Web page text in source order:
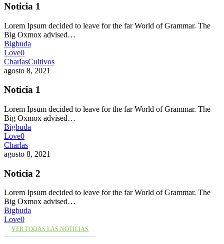
Noticia 1
Lorem Ipsum decided to leave for the far World of Grammar. The
Big Oxmox advised…
Bigbuda
Love0
CharlasCultivos
agosto 8, 2021
Noticia 1
Lorem Ipsum decided to leave for the far World of Grammar. The
Big Oxmox advised…
Bigbuda
Love0
Charlas
agosto 8, 2021
Noticia 2
Lorem Ipsum decided to leave for the far World of Grammar. The
Big Oxmox advised…
Bigbuda
Love0
VER TODAS LAS NOTICIAS